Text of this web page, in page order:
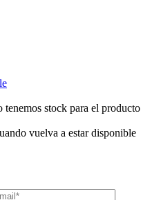
tenemos stock para el producto
vuelva a estar disponible